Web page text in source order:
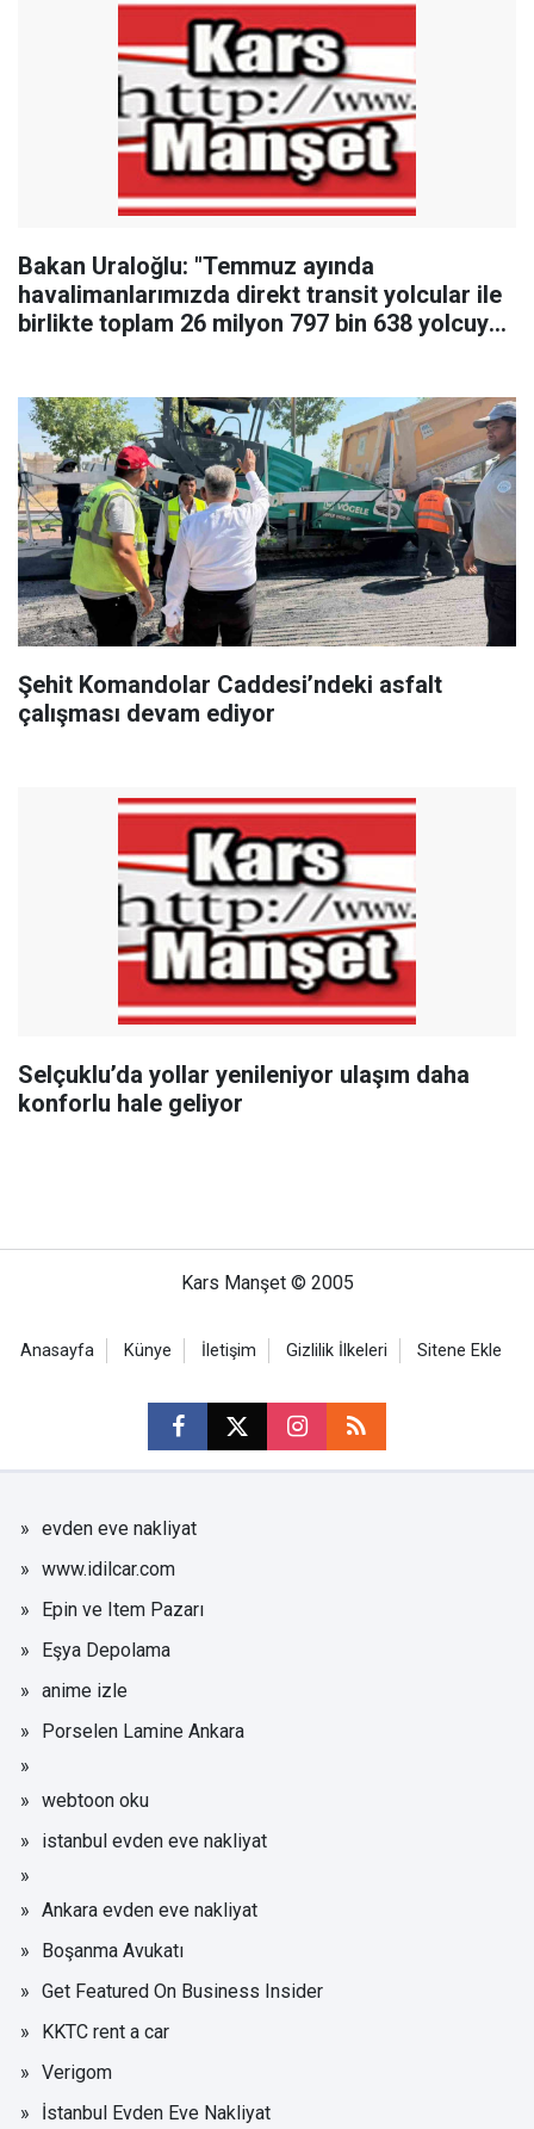
Bakan Uraloğlu: "Temmuz ayında
havalimanlarımızda direkt transit yolcular ile
birlikte toplam 26 milyon 797 bin 638 yolcuya
Şehit Komandolar Caddesi’ndeki asfalt
çalışması devam ediyor
Selçuklu’da yollar yenileniyor ulaşım daha
konforlu hale geliyor
Kars Manşet © 2005
Anasayfa Künye İletişim Gizlilik İlkeleri Sitene Ekle
evden eve nakliyat
www.idilcar.com
Epin ve Item Pazarı
Eşya Depolama
anime izle
Porselen Lamine Ankara
webtoon oku
istanbul evden eve nakliyat
Ankara evden eve nakliyat
Boşanma Avukatı
Get Featured On Business Insider
KKTC rent a car
Verigom
İstanbul Evden Eve Nakliyat